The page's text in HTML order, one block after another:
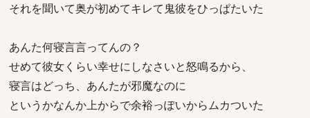
それを聞いて奥が初めてキレて鬼彼をひっぱたいた
あんた何寝言言ってんの？
せめて彼女くらい幸せにしなさいと怒鳴るから、
寝言はどっち、あんたが邪魔なのに
というかなんか上からで余裕っぽいからムカついた